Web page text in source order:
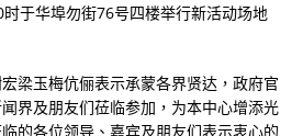
时于华埠勿街76号四楼举行新活动场地
梁玉梅伉俪表示承蒙各界贤达，政府官
界及朋友们莅临参加，为本中心增添光
的各位领导、嘉宾及朋友们表示衷心的